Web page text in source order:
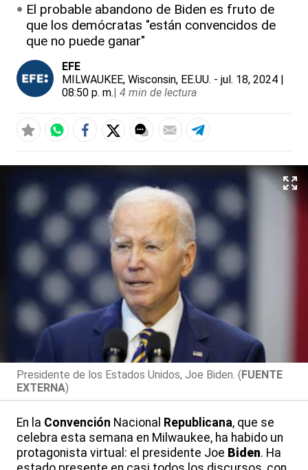
El probable abandono de Biden es fruto de
que los demócratas "están convencidos de
que no puede ganar"
EFE
MILWAUKEE, Wisconsin, EE.UU. - jul. 18, 2024 |
08:50 p. m.| 4 min de lectura
Presidente de los Estados Unidos, Joe Biden. (FUENTE
EXTERNA)
En la Convención Nacional Republicana, que se
celebra esta semana en Milwaukee, ha habido un
protagonista virtual: el presidente Joe Biden. Ha